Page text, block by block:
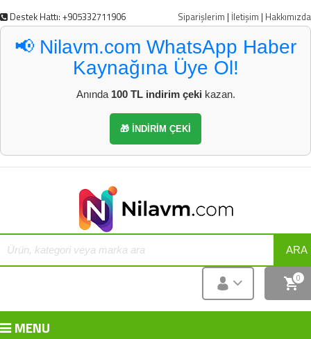
Destek Hattı: +905332711906 Siparişlerim | İletişim | Hakkımızda
📢 Nilavm.com WhatsApp Haber
Kaynağına Üye Ol!
Anında 100 TL indirim çeki kazan.
🎁 İNDİRİM ÇEKİ
ARA
0
MENU